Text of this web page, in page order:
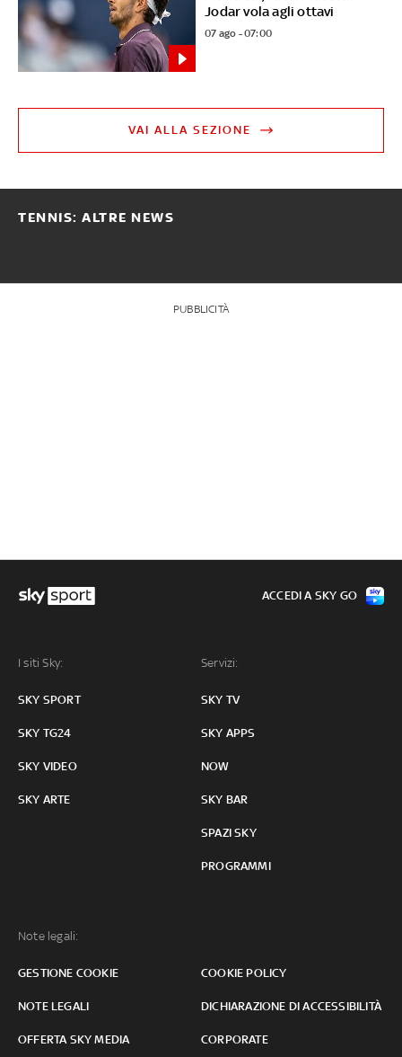
Jodar vola agli ottavi
07 ago - 07:00
VAI ALLA SEZIONE
TENNIS: ALTRE NEWS
PUBBLICITÀ
I siti Sky:
SKY SPORT
SKY TG24
SKY VIDEO
SKY ARTE
Servizi:
SKY TV
SKY APPS
NOW
SKY BAR
SPAZI SKY
PROGRAMMI
Note legali:
GESTIONE COOKIE COOKIE POLICY
NOTE LEGALI DICHIARAZIONE DI ACCESSIBILITÀ
OFFERTA SKY MEDIA CORPORATE
ACCEDI A SKY GO